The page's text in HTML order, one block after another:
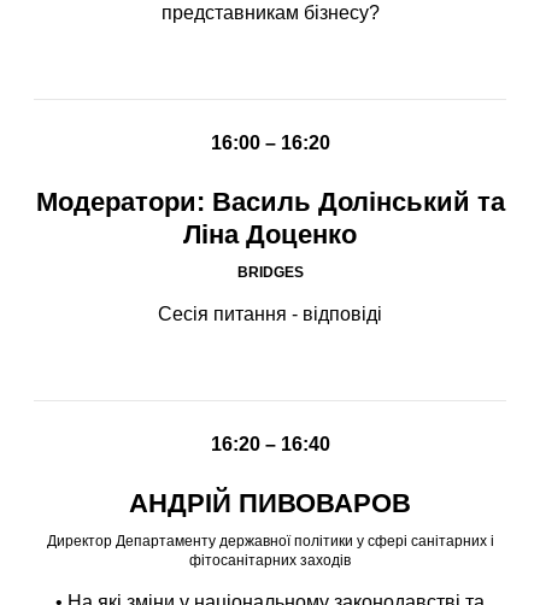
представникам бізнесу?
16:00 – 16:20
Модератори: Василь Долінський та
Ліна Доценко
BRIDGES
Сесія питання - відповіді
16:20 – 16:40
АНДРІЙ ПИВОВАРОВ
Директор Департаменту державної політики у сфері санітарних і
фітосанітарних заходів